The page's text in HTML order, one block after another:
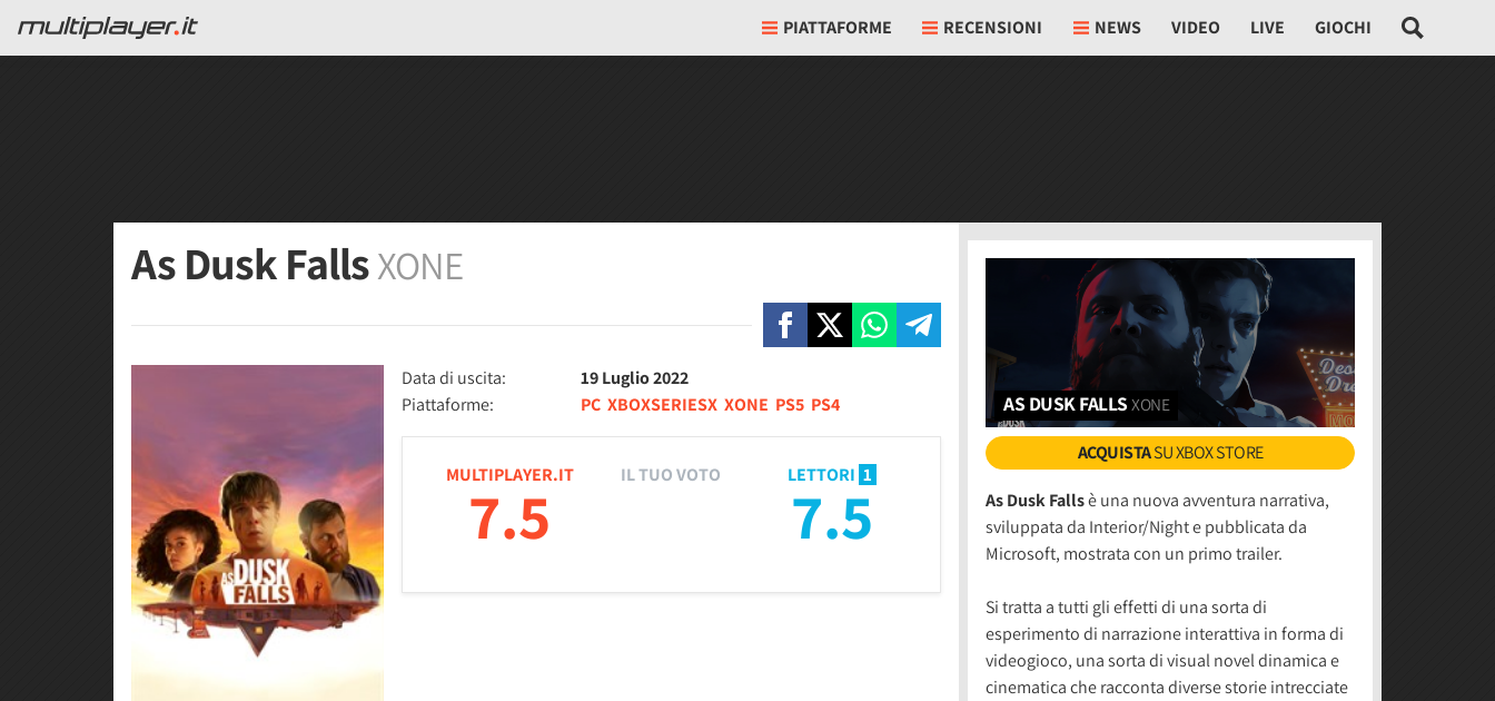
PIATTAFORME RECENSIONI NEWS VIDEO LIVE GIOCHI
As Dusk FallsXONE
Data di uscita:
19 Luglio 2022
Piattaforme:
PC XBOXSERIESX XONE PS5 PS4
MULTIPLAYER.IT
7.5
LETTORI 1
7.5
IL TUO VOTO
AS DUSK FALLS XONE
ACQUISTASU XBOX STORE
As Dusk Fallsè una nuova avventura narrativa,
sviluppata da Interior/Night e pubblicata da
Microsoft, mostrata con un primo trailer.
Si tratta a tutti gli effetti di una sorta di
esperimento di narrazione interattiva in forma di
videogioco, una sorta di visual novel dinamica e
cinematica che racconta diverse storie intrecciate